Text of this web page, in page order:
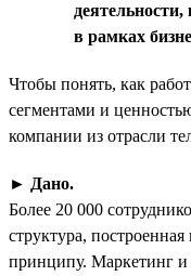
в рамках
Чтобы понять, как
сегментами и
компании из отрасли
► Дано.
Более 20 000
структура,
принципу. Маркетинг и